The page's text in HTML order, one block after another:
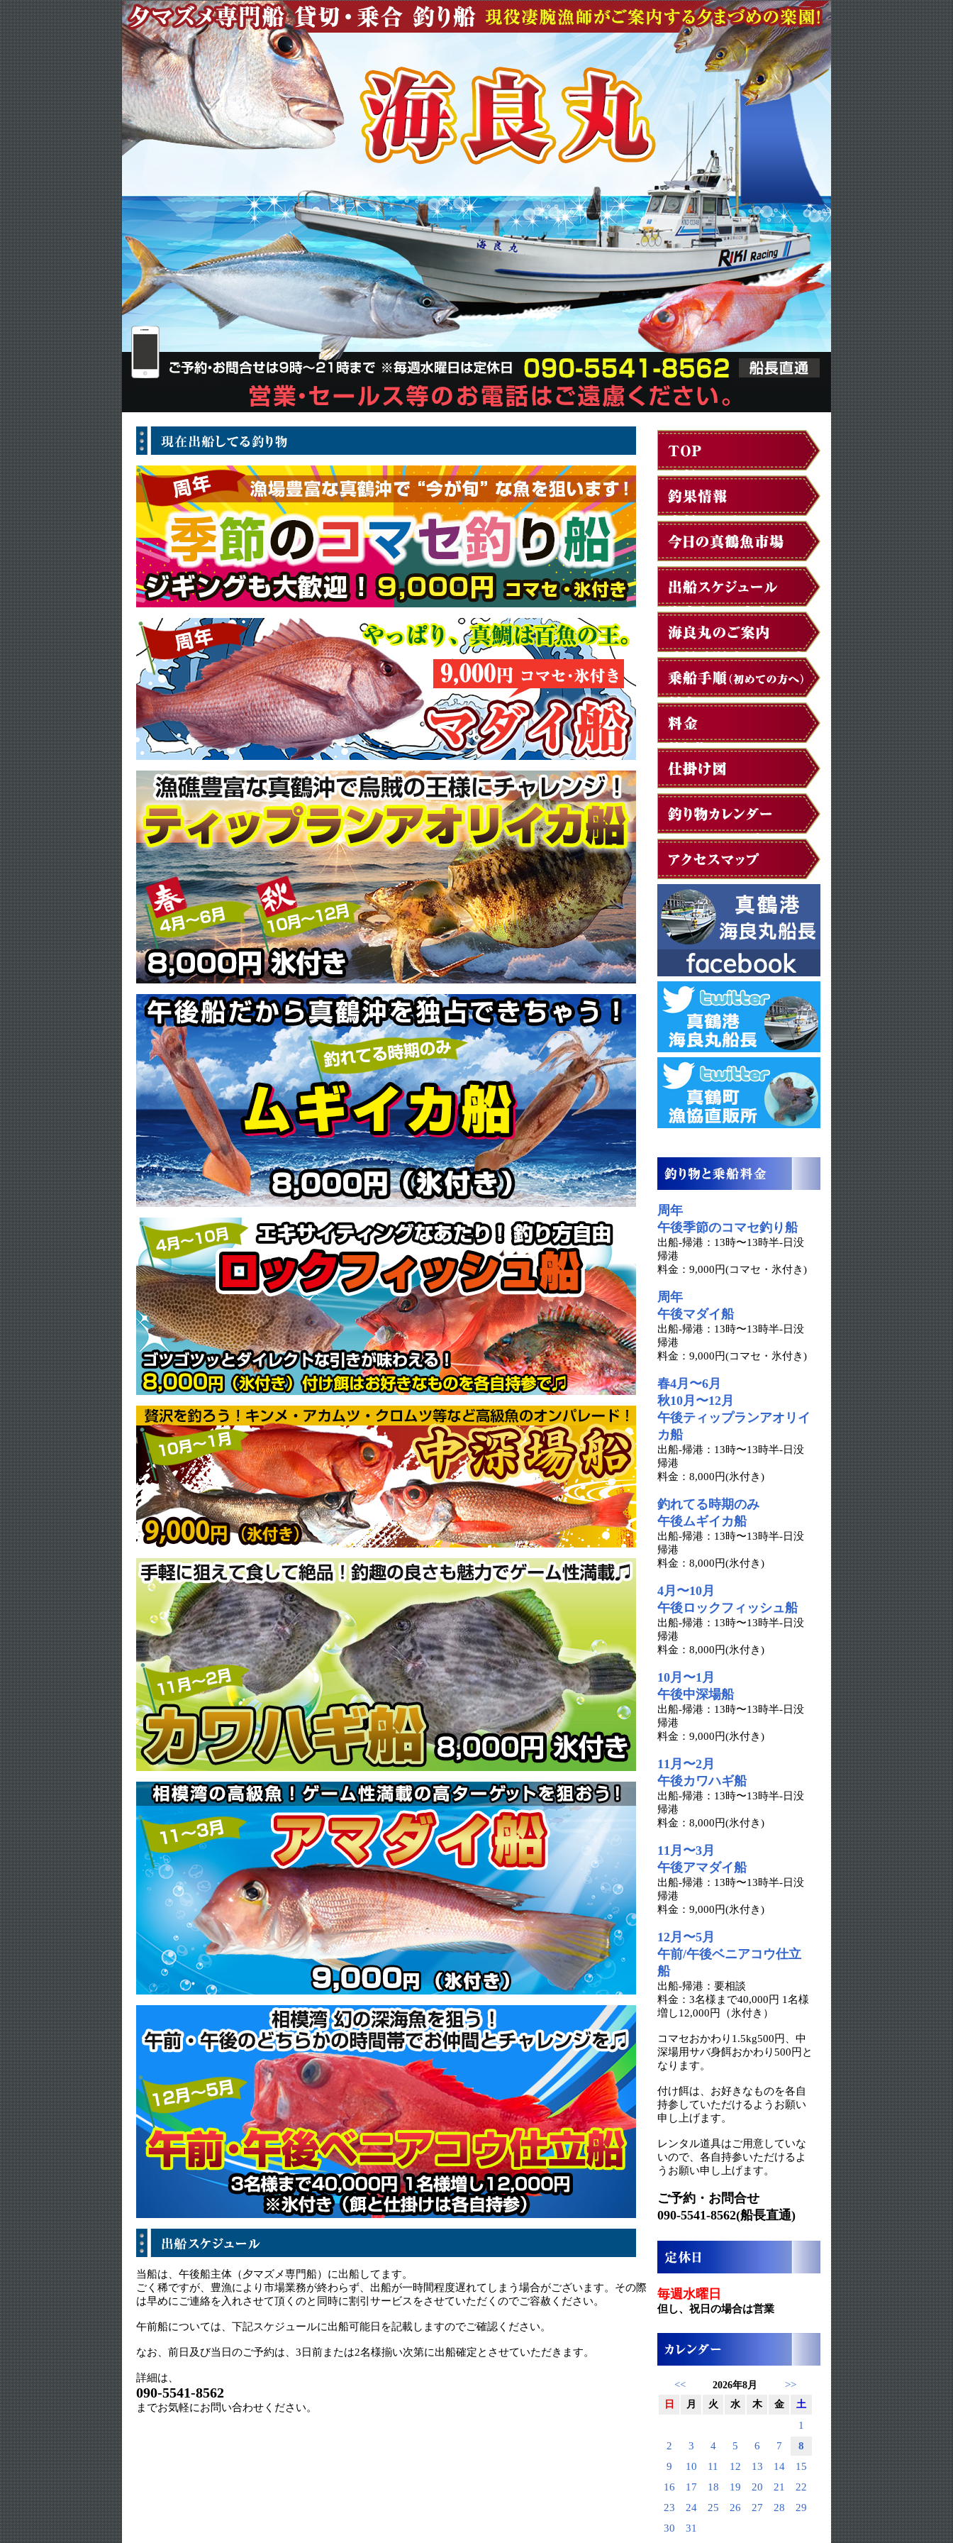
当船は、午後船主体（夕マズメ専門船）に出船してます。
ごく稀ですが、豊漁により市場業務が終わらず、出船が一時間程度遅れてしまう場合がございます。その際
は早めにご連絡を入れさせて頂くのと同時に割引サービスをさせていただくのでご容赦ください。
午前船については、下記スケジュールに出船可能日を記載しますのでご確認ください。
なお、前日及び当日のご予約は、3日前または2名様揃い次第に出船確定とさせていただきます。
詳細は、
090-5541-8562
までお気軽にお問い合わせください。
周年
午後季節のコマセ釣り船
出船-帰港：13時〜13時半-日没
帰港
料金：9,000円(コマセ・氷付き)
周年
午後マダイ船
出船-帰港：13時〜13時半-日没
帰港
料金：9,000円(コマセ・氷付き)
春4月〜6月
秋10月〜12月
午後ティップランアオリイ
カ船
出船-帰港：13時〜13時半-日没
帰港
料金：8,000円(氷付き)
釣れてる時期のみ
午後ムギイカ船
出船-帰港：13時〜13時半-日没
帰港
料金：8,000円(氷付き)
4月〜10月
午後ロックフィッシュ船
出船-帰港：13時〜13時半-日没
帰港
料金：8,000円(氷付き)
10月〜1月
午後中深場船
出船-帰港：13時〜13時半-日没
帰港
料金：9,000円(氷付き)
11月〜2月
午後カワハギ船
出船-帰港：13時〜13時半-日没
帰港
料金：8,000円(氷付き)
11月〜3月
午後アマダイ船
出船-帰港：13時〜13時半-日没
帰港
料金：9,000円(氷付き)
12月〜5月
午前/午後ベニアコウ仕立
船
出船-帰港：要相談
料金：3名様まで40,000円 1名様
増し12,000円（氷付き）
コマセおかわり1.5kg500円、中
深場用サバ身餌おかわり500円と
なります。
付け餌は、お好きなものを各自
持参していただけるようお願い
申し上げます。
レンタル道具はご用意していな
いので、各自持参いただけるよ
うお願い申し上げます。
ご予約・お問合せ
090-5541-8562(船長直通)
毎週水曜日
但し、祝日の場合は営業
<< 2026年8月 >>
日 月 火 水 木 金 土
1
2
3 4 5 6 7
8
9
10 11 12 13 14
15
16
17 18 19 20 21
22
23
24 25 26 27 28
29
30
31